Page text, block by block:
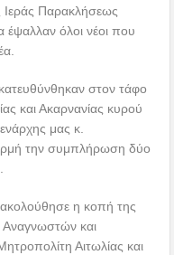
Ιεράς Παρακλήσεως
έψαλλαν όλοι νέοι που
στον τάφο
και Ακαρνανίας κυρού
μας κ.
την συμπλήρωση δύο
η κοπή της
Αναγνωστών και
Αιτωλίας και